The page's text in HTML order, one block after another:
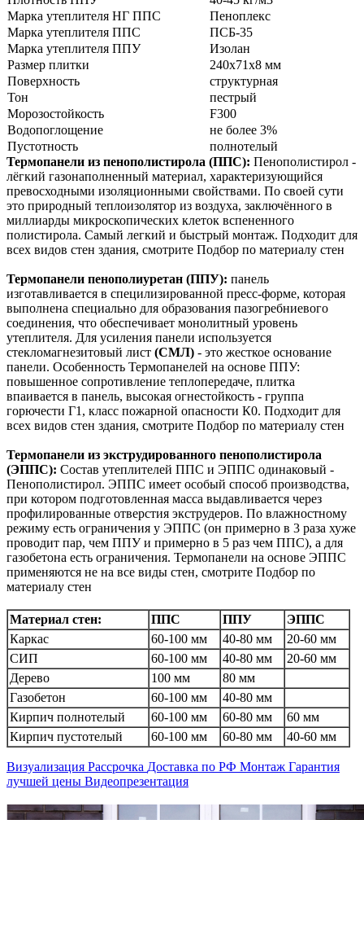
Марка утеплителя НГ ППС
Пеноплекс
Марка утеплителя ППС
ПСБ-35
Марка утеплителя ППУ
Изолан
Размер плитки
240x71x8 мм
Поверхность
структурная
Тон
пестрый
Морозостойкость
F300
Водопоглощение
не более 3%
Пустотность
полнотелый
Термопанели из пенополистирола (ППС): Пенополистирол -
лёгкий газонаполненный материал, характеризующийся
превосходными изоляционными свойствами. По своей сути
это природный теплоизолятор из воздуха, заключённого в
миллиарды микроскопических клеток вспененного
полистирола. Самый легкий и быстрый монтаж. Подходит для
всех видов стен здания, смотрите Подбор по материалу стен
Термопанели пенополиуретан (ППУ): панель
изготавливается в специлизированной пресс-форме, которая
выполнена специально для образования пазогребниевого
соединения, что обеспечивает монолитный уровень
утеплителя. Для усиления панели используется
стекломагнезитовый лист (СМЛ) - это жесткое основание
панели. Особенность Термопанелей на основе ППУ:
повышенное сопротивление теплопередаче, плитка
впаивается в панель, высокая огнестойкость - группа
горючести Г1, класс пожарной опасности К0. Подходит для
всех видов стен здания, смотрите Подбор по материалу стен
Термопанели из экструдированного пенополистирола
(ЭППС): Состав утеплителей ППС и ЭППС одинаковый -
Пенополистирол. ЭППС имеет особый способ производства,
при котором подготовленная масса выдавливается через
профилированные отверстия экструдеров. По влажностному
режиму есть ограничения у ЭППС (он примерно в 3 раза хуже
проводит пар, чем ППУ и примерно в 5 раз чем ППС), а для
газобетона есть ограничения. Термопанели на основе ЭППС
применяются не на все виды стен, смотрите Подбор по
материалу стен
Материал стен: ППС ППУ
ЭППС
Каркас
60-100 мм 40-80 мм
20-60 мм
СИП
60-100 мм 40-80 мм
20-60 мм
Дерево
100 мм
80 мм
Газобетон
60-100 мм
40-80 мм
Кирпич полнотелый
60-100 мм 60-80 мм
60 мм
Кирпич пустотелый
60-100 мм 60-80 мм 40-60 мм
Визуализация Рассрочка Доставка по РФ Монтаж Гарантия
лучшей цены Видеопрезентация